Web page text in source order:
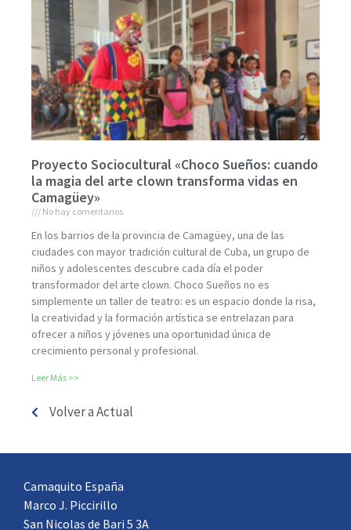
Proyecto Sociocultural «Choco Sueños: cuando
la magia del arte clown transforma vidas en
Camagüey»
No hay comentarios
En los barrios de la provincia de Camagüey, una de las
ciudades con mayor tradición cultural de Cuba, un grupo de
niños y adolescentes descubre cada día el poder
transformador del arte clown. Choco Sueños no es
simplemente un taller de teatro: es un espacio donde la risa,
la creatividad y la formación artística se entrelazan para
ofrecer a niños y jóvenes una oportunidad única de
crecimiento personal y profesional.
Leer Más >>
Volver a Actual
Camaquito España
Marco J. Piccirillo
San Nicolas de Bari 5 3A